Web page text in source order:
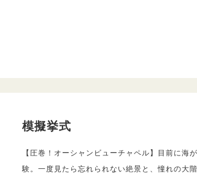
模擬挙式
【圧巻！オーシャンビューチャペル】目前に海
験。一度見たら忘れられない絶景と、憧れの大